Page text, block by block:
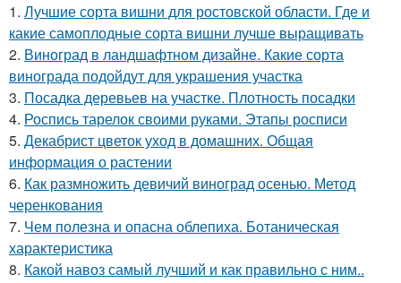
1. Лучшие сорта вишни для ростовской области. Где и
какие самоплодные сорта вишни лучше выращивать
2. Виноград в ландшафтном дизайне. Какие сорта
винограда подойдут для украшения участка
3. Посадка деревьев на участке. Плотность посадки
4. Роспись тарелок своими руками. Этапы росписи
5. Декабрист цветок уход в домашних. Общая
информация о растении
6. Как размножить девичий виноград осенью. Метод
черенкования
7. Чем полезна и опасна облепиха. Ботаническая
характеристика
8. Какой навоз самый лучший и как правильно с ним..